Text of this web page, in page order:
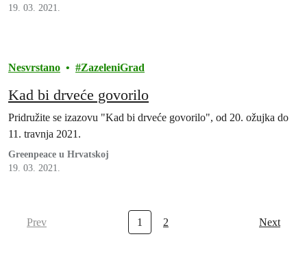
19. 03. 2021.
Nesvrstano ZazeleniGrad
Kad bi drveće govorilo
Pridružite se izazovu "Kad bi drveće govorilo", od 20. ožujka do
11. travnja 2021.
Greenpeace u Hrvatskoj
19. 03. 2021.
Prev 1 2 Next